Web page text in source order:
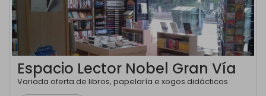
Espacio Lector Nobel Gran Vía
Variada oferta de libros, papelaría e xogos didácticos